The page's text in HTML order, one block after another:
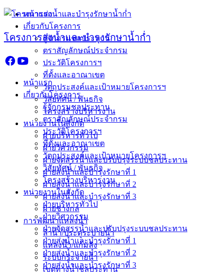
Skip
content
โครงการส่งน้ำและบำรุงรักษาน้ำก่ำ
หน้าแรก
เกี่ยวกับโครงการ
รู้จักกรมชลประทาน
ตราสัญลักษณ์ประจำกรม
ประวัติโครงการฯ
ที่ตั้งและอาณาเขต
วัตถุประสงค์และเป้าหมายโครงการฯ
วิสัยทัศน์ / พันธกิจ
โครงสร้างบริหารงาน
หน่วยงานในสังกัด
ฝ่ายบริหารทั่วไป
ฝ่ายวิศวกรรม
ฝ่ายจัดสรรน้ำและปรับปรุงระบบชลประทาน
ฝ่ายส่งน้ำและบำรุงรักษาที่ 1
ฝ่ายส่งน้ำและบำรุงรักษาที่ 2
ฝ่ายส่งน้ำและบำรุงรักษาที่ 3
หน้าแรก
เกี่ยวกับโครงการ
รู้จักกรมชลประทาน
ตราสัญลักษณ์ประจำกรม
ประวัติโครงการฯ
ที่ตั้งและอาณาเขต
วัตถุประสงค์และเป้าหมายโครงการฯ
วิสัยทัศน์ / พันธกิจ
โครงสร้างบริหารงาน
หน่วยงานในสังกัด
ฝ่ายบริหารทั่วไป
ฝ่ายวิศวกรรม
ฝ่ายจัดสรรน้ำและปรับปรุงระบบชลประทาน
ฝ่ายส่งน้ำและบำรุงรักษาที่ 1
ฝ่ายส่งน้ำและบำรุงรักษาที่ 2
ฝ่ายส่งน้ำและบำรุงรักษาที่ 3
ฝ่ายช่างกล
การพัฒนาแหล่งน้ำ
ลำน้ำ/ประตูระบายน้ำ
แหล่งน้ำ/แก้มลิง
ระบบกระจายน้ำ
เขตทางน้ำชลประทาน